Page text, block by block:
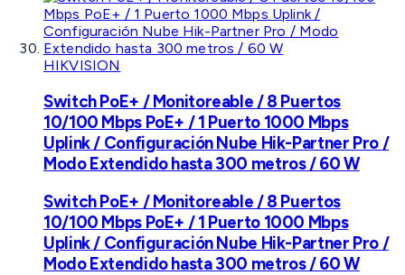
HIKVISION
Switch PoE+ / Monitoreable / 8 Puertos
10/100 Mbps PoE+ / 1 Puerto 1000 Mbps
Uplink / Configuración Nube Hik-Partner Pro /
Modo Extendido hasta 300 metros / 60 W
Switch PoE+ / Monitoreable / 8 Puertos
10/100 Mbps PoE+ / 1 Puerto 1000 Mbps
Uplink / Configuración Nube Hik-Partner Pro /
Modo Extendido hasta 300 metros / 60 W